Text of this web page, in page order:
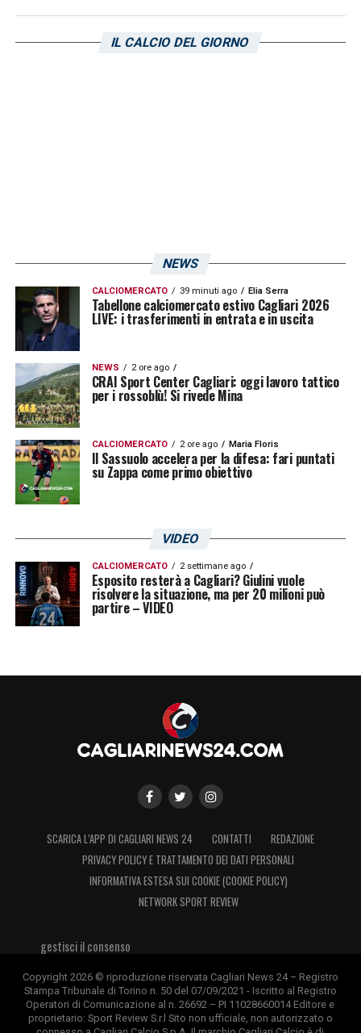
IL CALCIO DEL GIORNO
NEWS
CALCIOMERCATO 39 minuti ago Elia Serra
Tabellone calciomercato estivo Cagliari 2026
LIVE: i trasferimenti in entrata e in uscita
NEWS 2 ore ago
CRAI Sport Center Cagliari: oggi lavoro tattico
per i rossoblù! Si rivede Mina
CALCIOMERCATO 2 ore ago Maria Floris
Il Sassuolo accelera per la difesa: fari puntati
su Zappa come primo obiettivo
VIDEO
CALCIOMERCATO 2 settimane ago
Esposito resterà a Cagliari? Giulini vuole
risolvere la situazione, ma per 20 milioni può
partire – VIDEO
SCARICA L’APP DI CAGLIARI NEWS 24 CONTATTI
REDAZIONE
PRIVACY POLICY E TRATTAMENTO DEI DATI PERSONALI
INFORMATIVA ESTESA SUI COOKIE (COOKIE POLICY)
NETWORK SPORT REVIEW
gestisci il consenso
Copyright 2026 © riproduzione riservata Cagliari News 24 – Registro
Stampa Tribunale di Torino n. 50 del 07/09/2021 - Iscritto al Registro
Operatori di Comunicazione al n. 26692 – PI 11028660014 Editore e
proprietario: Sport Review S.r.l Sito non ufficiale, non autorizzato o